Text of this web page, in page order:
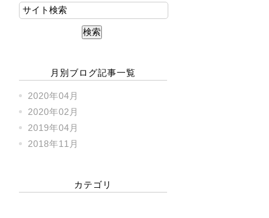
月別ブログ記事一覧
2020年04月
2020年02月
2019年04月
2018年11月
カテゴリ